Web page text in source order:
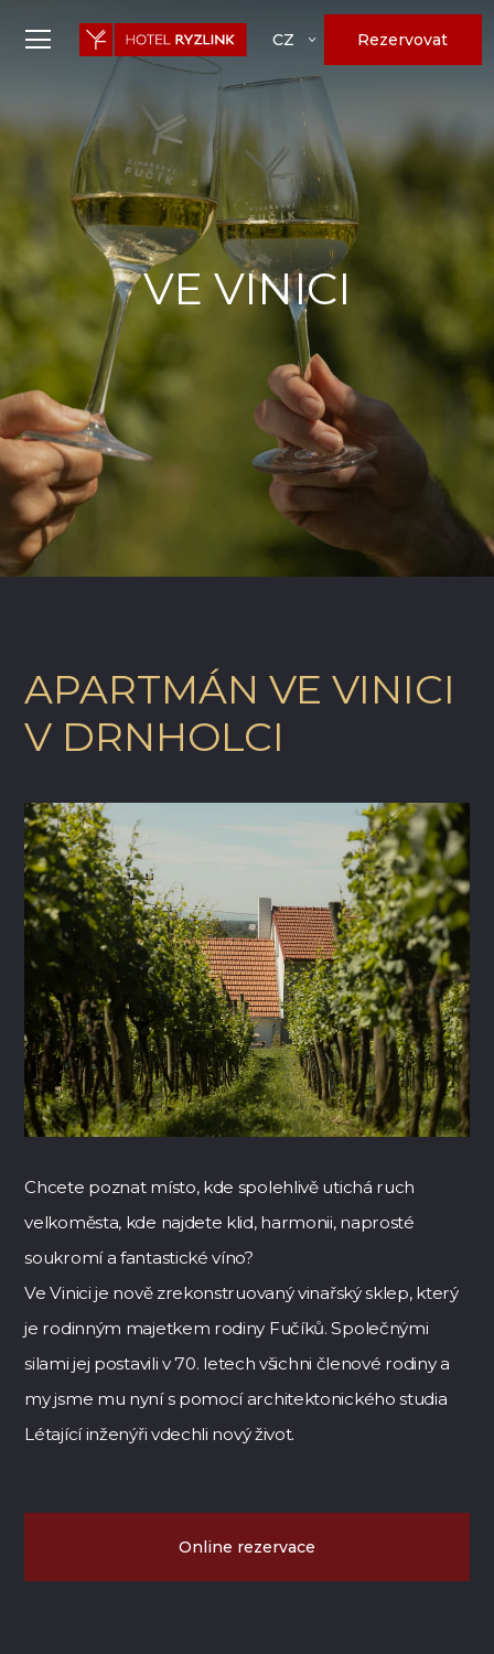
CZ Rezervovat
VE VINICI
APARTMÁN VE VINICI
V DRNHOLCI
Chcete poznat místo, kde spolehlivě utichá ruch
velkoměsta, kde najdete klid, harmonii, naprosté
soukromí a fantastické víno?
Ve Vinici je nově zrekonstruovaný vinařský sklep, který
je rodinným majetkem rodiny Fučíků. Společnými
silami jej postavili v 70. letech všichni členové rodiny a
my jsme mu nyní s pomocí architektonického studia
Létající inženýři vdechli nový život.
Online rezervace